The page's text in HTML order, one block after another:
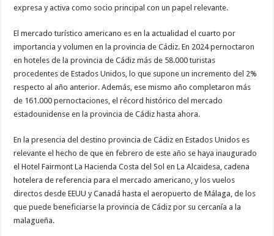
expresa y activa como socio principal con un papel relevante.
El mercado turístico americano es en la actualidad el cuarto por
importancia y volumen en la provincia de Cádiz. En 2024 pernoctaron
en hoteles de la provincia de Cádiz más de 58.000 turistas
procedentes de Estados Unidos, lo que supone un incremento del 2%
respecto al año anterior. Además, ese mismo año completaron más
de 161.000 pernoctaciones, el récord histórico del mercado
estadounidense en la provincia de Cádiz hasta ahora.
En la presencia del destino provincia de Cádiz en Estados Unidos es
relevante el hecho de que en febrero de este año se haya inaugurado
el Hotel Fairmont La Hacienda Costa del Sol en La Alcaidesa, cadena
hotelera de referencia para el mercado americano, y los vuelos
directos desde EEUU y Canadá hasta el aeropuerto de Málaga, de los
que puede beneficiarse la provincia de Cádiz por su cercanía a la
malagueña.